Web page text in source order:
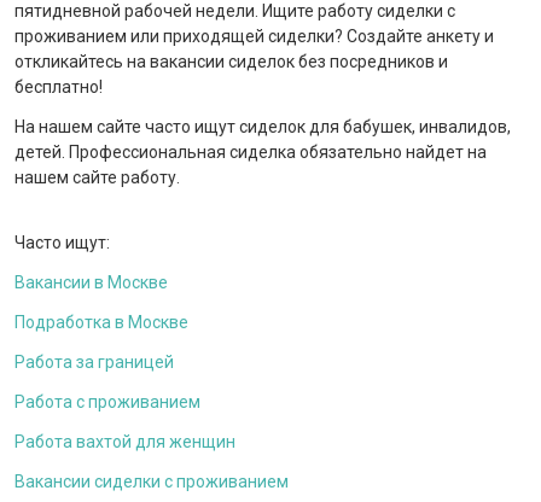
пятидневной рабочей недели. Ищите работу сиделки с
проживанием или приходящей сиделки? Создайте анкету и
откликайтесь на вакансии сиделок без посредников и
бесплатно!
На нашем сайте часто ищут сиделок для бабушек, инвалидов,
детей. Профессиональная сиделка обязательно найдет на
нашем сайте работу.
Часто ищут:
Вакансии в Москве
Подработка в Москве
Работа за границей
Работа с проживанием
Работа вахтой для женщин
Вакансии сиделки с проживанием